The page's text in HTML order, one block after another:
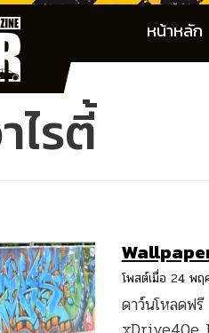
หน้าหลัก
ไรตี้
โพสต์เมื่อ 24 พฤ
ดาว์นโหลดฟ